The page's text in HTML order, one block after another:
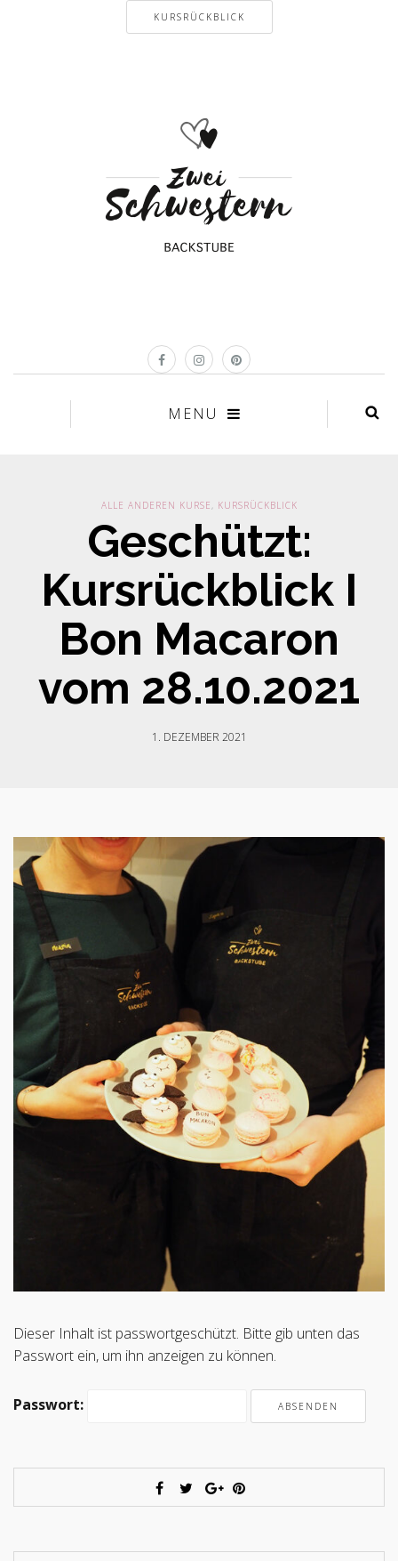
KURSRÜCKBLICK
MENU
ALLE ANDEREN KURSE, KURSRÜCKBLICK
Geschützt:
Kursrückblick I
Bon Macaron
vom 28.10.2021
1. DEZEMBER 2021
Dieser Inhalt ist passwortgeschützt. Bitte gib unten das
Passwort ein, um ihn anzeigen zu können.
Passwort: